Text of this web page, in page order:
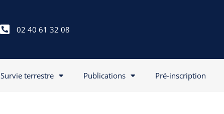
02 40 61 32 08
Survie terrestre Publications Pré-inscription